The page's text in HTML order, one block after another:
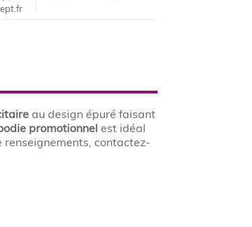
au design épuré faisant
promotionnel est idéal
renseignements, contactez-